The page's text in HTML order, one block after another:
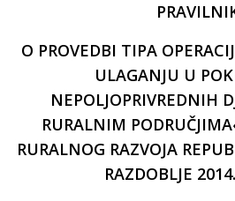
O PROVEDBI TIPA
ULAGANJU U
NEPOLJOPRIVREDNIH
RURALNIM
RURALNOG RAZVOJA
RAZDOBLJE